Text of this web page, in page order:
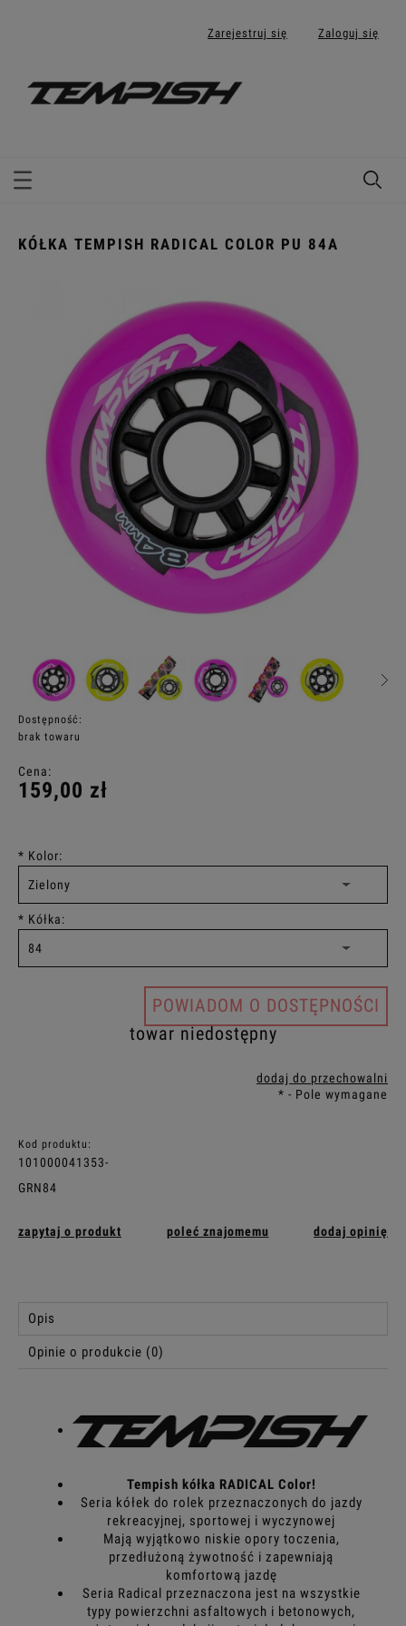
Zarejestruj się Zaloguj się
KÓŁKA TEMPISH RADICAL COLOR PU 84A
Dostępność:
brak towaru
Cena:
159,00 zł
* Kolor:
* Kółka:
POWIADOM O DOSTĘPNOŚCI
towar niedostępny
dodaj do przechowalni
* - Pole wymagane
Kod produktu:
101000041353-
GRN84
zapytaj o produkt poleć znajomemu dodaj opinię
Opis
Opinie o produkcie (0)
Tempish kółka RADICAL Color!
Seria kółek do rolek przeznaczonych do jazdy
rekreacyjnej, sportowej i wyczynowej
Mają wyjątkowo niskie opory toczenia,
przedłużoną żywotność i zapewniają
komfortową jazdę
Seria Radical przeznaczona jest na wszystkie
typy powierzchni asfaltowych i betonowych,